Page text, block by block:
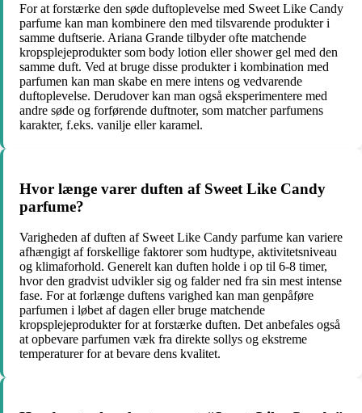
For at forstærke den søde duftoplevelse med Sweet Like Candy
parfume kan man kombinere den med tilsvarende produkter i
samme duftserie. Ariana Grande tilbyder ofte matchende
kropsplejeprodukter som body lotion eller shower gel med den
samme duft. Ved at bruge disse produkter i kombination med
parfumen kan man skabe en mere intens og vedvarende
duftoplevelse. Derudover kan man også eksperimentere med
andre søde og forførende duftnoter, som matcher parfumens
karakter, f.eks. vanilje eller karamel.
Hvor længe varer duften af Sweet Like Candy
parfume?
Varigheden af duften af Sweet Like Candy parfume kan variere
afhængigt af forskellige faktorer som hudtype, aktivitetsniveau
og klimaforhold. Generelt kan duften holde i op til 6-8 timer,
hvor den gradvist udvikler sig og falder ned fra sin mest intense
fase. For at forlænge duftens varighed kan man genpåføre
parfumen i løbet af dagen eller bruge matchende
kropsplejeprodukter for at forstærke duften. Det anbefales også
at opbevare parfumen væk fra direkte sollys og ekstreme
temperaturer for at bevare dens kvalitet.